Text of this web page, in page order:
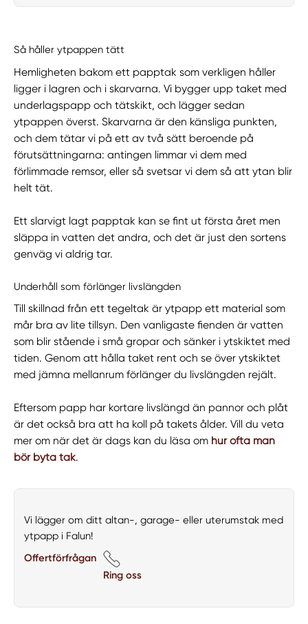
Så håller ytpappen tätt
Hemligheten bakom ett papptak som verkligen håller
ligger i lagren och i skarvarna. Vi bygger upp taket med
underlagspapp och tätskikt, och lägger sedan
ytpappen överst. Skarvarna är den känsliga punkten,
och dem tätar vi på ett av två sätt beroende på
förutsättningarna: antingen limmar vi dem med
förlimmade remsor, eller så svetsar vi dem så att ytan blir
helt tät.
Ett slarvigt lagt papptak kan se fint ut första året men
släppa in vatten det andra, och det är just den sortens
genväg vi aldrig tar.
Underhåll som förlänger livslängden
Till skillnad från ett tegeltak är ytpapp ett material som
mår bra av lite tillsyn. Den vanligaste fienden är vatten
som blir stående i små gropar och sänker i ytskiktet med
tiden. Genom att hålla taket rent och se över ytskiktet
med jämna mellanrum förlänger du livslängden rejält.
Eftersom papp har kortare livslängd än pannor och plåt
är det också bra att ha koll på takets ålder. Vill du veta
mer om när det är dags kan du läsa om hur ofta man
bör byta tak.
Vi lägger om ditt altan-, garage- eller uterumstak med
ytpapp i Falun!
Offertförfrågan
Ring oss